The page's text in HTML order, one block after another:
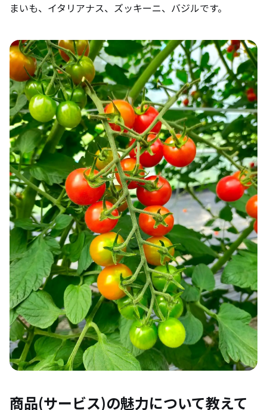
まいも、イタリアナス、ズッキーニ、バジルです。
商品(サービス)の魅力について教えて